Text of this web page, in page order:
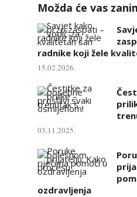
Možda će vas
radnike koji žele
15.02.2026.
03.11.2025.
ozdravljenja